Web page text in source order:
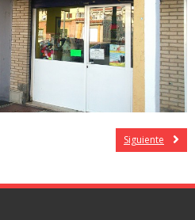
Siguiente